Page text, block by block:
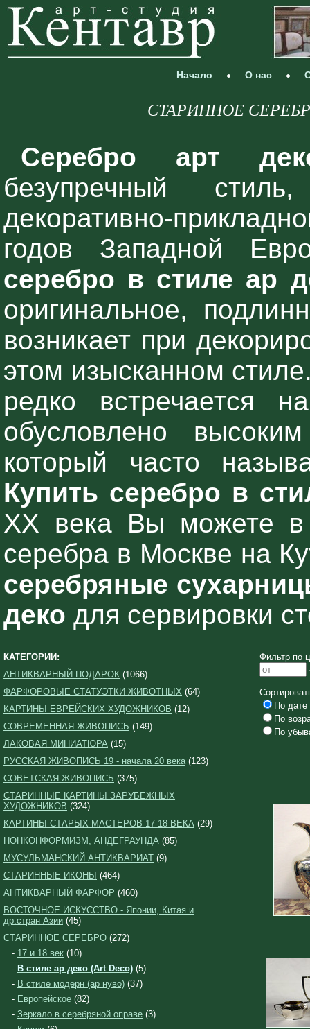
Начало О нас
СТАРИННОЕ СЕРЕБРО
Серебро арт
безупречный
декоративно-
годов Западной
серебро в стиле ар
оригинальное,
возникает при
этом изысканном
редко встречается
обусловлено
который часто
Купить серебро в
ХХ века Вы можете в
серебра в Москве на
серебряные
деко для сервировки
КАТЕГОРИИ:
АНТИКВАРНЫЙ ПОДАРОК (1066)
ФАРФОРОВЫЕ СТАТУЭТКИ ЖИВОТНЫХ (64)
КАРТИНЫ ЕВРЕЙСКИХ ХУДОЖНИКОВ (12)
СОВРЕМЕННАЯ ЖИВОПИСЬ (149)
ЛАКОВАЯ МИНИАТЮРА (15)
РУССКАЯ ЖИВОПИСЬ 19 - начала 20 века(123)
СОВЕТСКАЯ ЖИВОПИСЬ (375)
СТАРИННЫЕ КАРТИНЫ ЗАРУБЕЖНЫХ
ХУДОЖНИКОВ (324)
КАРТИНЫ СТАРЫХ МАСТЕРОВ 17-18 ВЕКА (29)
НОНКОНФОРМИЗМ, АНДЕГРАУНДА (85)
МУСУЛЬМАНСКИЙ АНТИКВАРИАТ (9)
СТАРИННЫЕ ИКОНЫ (464)
АНТИКВАРНЫЙ ФАРФОР (460)
ВОСТОЧНОЕ ИСКУССТВО - Японии, Китая и
др.стран Азии (45)
СТАРИННОЕ СЕРЕБРО (272)
- 17 и 18 век (10)
- В стиле ар деко (Art Deco) (5)
- В стиле модерн (ар нуво) (37)
- Европейское (82)
- Зеркало в серебряной оправе (3)
Фильтр по
По дате
По
По